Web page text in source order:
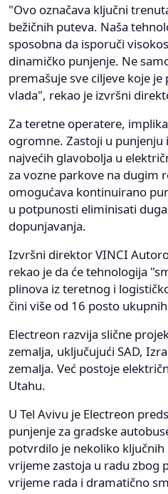
"Ovo označava ključni
bežičnih puteva. Naša
sposobna da isporuči
dinamičko punjenje. Ne
premašuje sve ciljeve koje
vlada", rekao je izvršni
Za teretne operatere,
ogromne. Zastoji u punjenju
najvećih glavobolja u
za vozne parkove na dugim
omogućava kontinuirano
u potpunosti eliminisati
dopunjavanja.
Izvršni direktor VINCI
rekao je da će tehnologija
plinova iz teretnog i
čini više od 16 posto
Electreon razvija slične
zemalja, uključujući SAD,
zemalja. Već postoje
Utahu.
U Tel Avivu je Electreon
punjenje za gradske
potvrdilo je nekoliko
vrijeme zastoja u radu zbog
vrijeme rada i dramatično